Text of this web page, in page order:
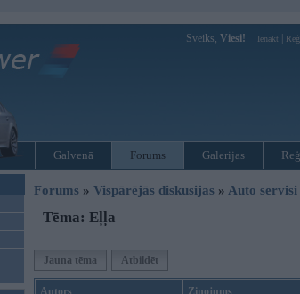
Sveiks, Viesi! Ienākt
Galvenā Forums Galerijas
Forums » Vispārējās diskusijas » Auto servisi
Tēma: Eļļa
Jauna tēma Atbildēt
Autors Ziņojums